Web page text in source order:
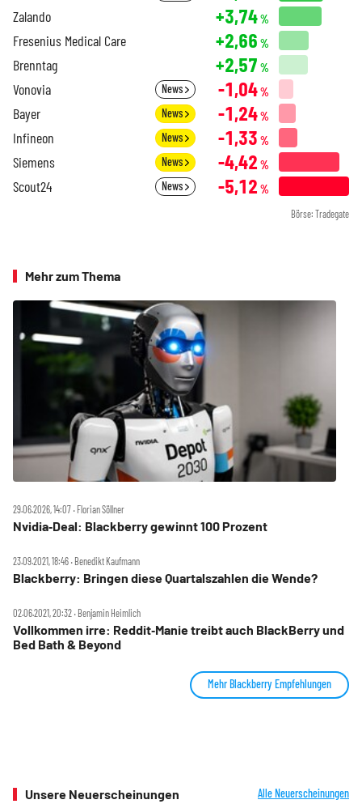
Zalando +3,74%
Fresenius Medical Care +2,66 %
Brenntag +2,57 %
Vonovia News -1,04%
Bayer News -1,24%
Infineon News -1,33 %
Siemens News -4,42 %
Scout24 News -5,12 %
Börse: Tradegate
Mehr zum Thema
29.06.2026, 14:07 ‧ Florian Söllner
Nvidia‑Deal: Blackberry gewinnt 100 Prozent
23.09.2021, 18:46 ‧ Benedikt Kaufmann
Blackberry: Bringen diese Quartalszahlen die Wende?
02.06.2021, 20:32 ‧ Benjamin Heimlich
Vollkommen irre: Reddit‑Manie treibt auch BlackBerry und
Bed Bath & Beyond
Mehr Blackberry Empfehlungen
Unsere Neuerscheinungen Alle Neuerscheinungen